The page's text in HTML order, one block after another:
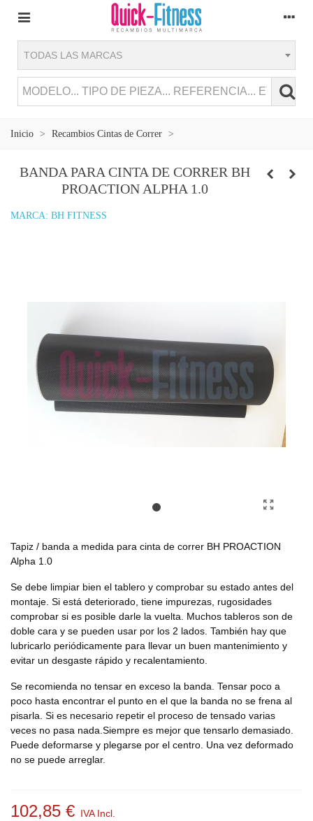
TODAS LAS MARCAS
Inicio > Recambios Cintas de Correr >
BANDA PARA CINTA DE CORRER BH
PROACTION ALPHA 1.0
MARCA: BH FITNESS
Tapiz / banda a medida para cinta de correr BH PROACTION
Alpha 1.0
Se debe limpiar bien el tablero y comprobar su estado antes del
montaje. Si está deteriorado, tiene impurezas, rugosidades
comprobar si es posible darle la vuelta. Muchos tableros son de
doble cara y se pueden usar por los 2 lados. También hay que
lubricarlo periódicamente para llevar un buen mantenimiento y
evitar un desgaste rápido y recalentamiento.
Se recomienda no tensar en exceso la banda. Tensar poco a
poco hasta encontrar el punto en el que la banda no se frena al
pisarla. Si es necesario repetir el proceso de tensado varias
veces no pasa nada.Siempre es mejor que tensarlo demasiado.
Puede deformarse y plegarse por el centro. Una vez deformado
no se puede arreglar.
102,85 € IVA Incl.